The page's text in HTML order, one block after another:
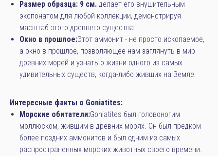
Размер образца: 9 см. делает его внушительным
экспонатом для любой коллекции, демонстрируя
масштаб этого древнего существа.
Окно в прошлое:Этот аммонит - не просто ископаемое,
а окно в прошлое, позволяющее нам заглянуть в мир
древних морей и узнать о жизни одного из самых
удивительных существ, когда-либо живших на Земле.
Интересные факты о Goniatites:
Морские обитатели:Goniatites был головоногим
моллюском, жившим в древних морях. Он был предком
более поздних аммонитов и был одним из самых
распространенных морских животных своего времени.